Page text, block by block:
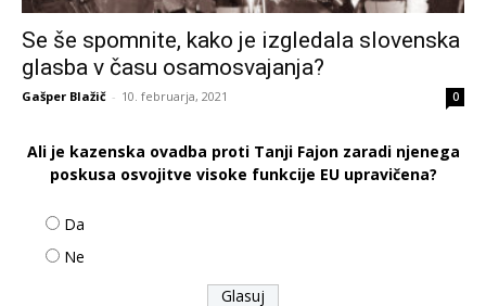
Se še spomnite, kako je izgledala slovenska
glasba v času osamosvajanja?
Gašper Blažič - 10. februarja, 2021 0
Ali je kazenska ovadba proti Tanji Fajon zaradi njenega
poskusa osvojitve visoke funkcije EU upravičena?
Da
Ne